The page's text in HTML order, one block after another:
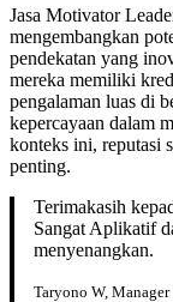
Jasa Motivator
mengembangkan
pendekatan yang
mereka memiliki
pengalaman luas di
kepercayaan dalam
konteks ini, reputasi
penting.
Terimakasih
Sangat Aplikatif
menyenangkan.
Taryono W, Manager